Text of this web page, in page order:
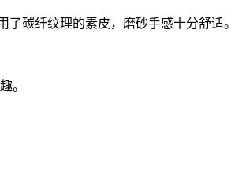
碳纤纹理的素皮，磨砂手感十分舒适。
。